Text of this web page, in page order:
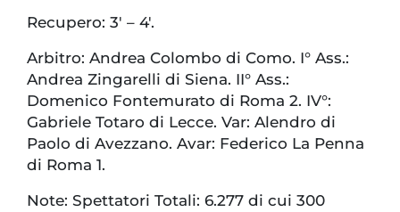
Recupero: 3′ – 4′.
Arbitro: Andrea Colombo di Como. I° Ass.:
Andrea Zingarelli di Siena. II° Ass.:
Domenico Fontemurato di Roma 2. IV°:
Gabriele Totaro di Lecce. Var: Alendro di
Paolo di Avezzano. Avar: Federico La Penna
di Roma 1.
Note: Spettatori Totali: 6.277 di cui 300